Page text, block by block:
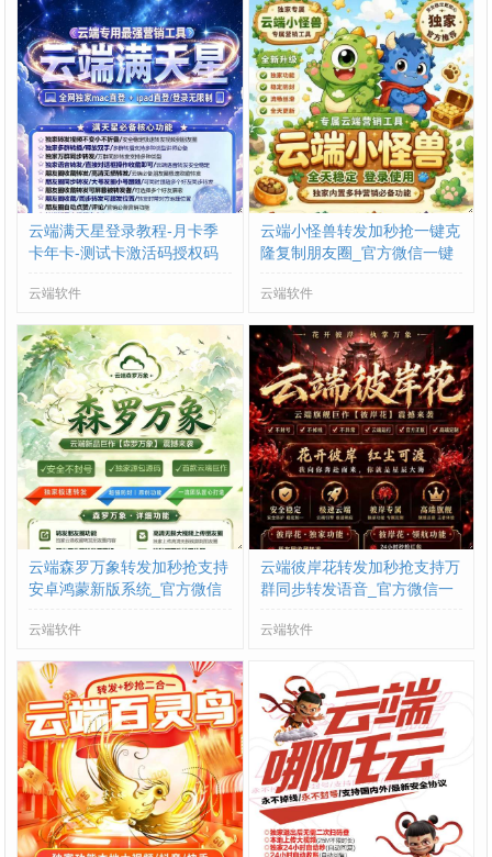
云端满天星登录教程-月卡季
卡年卡-测试卡激活码授权码
云端软件
云端小怪兽转发加秒抢一键克
隆复制朋友圈_官方微信一键
云端软件
云端森罗万象转发加秒抢支持
安卓鸿蒙新版系统_官方微信
云端软件
云端彼岸花转发加秒抢支持万
群同步转发语音_官方微信一
云端软件